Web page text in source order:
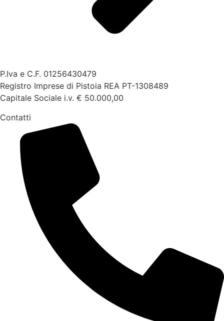
P.Iva e C.F. 01256430479
Registro Imprese di Pistoia REA PT-1308489
Capitale Sociale i.v. € 50.000,00
Contatti